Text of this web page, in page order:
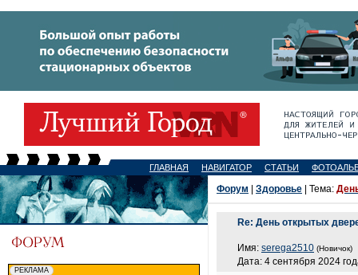
ГЛАВНАЯ НАВИГАТОР СТАТЬИ
Форум Здоровье | Тема:
Re: День открытых
Имя: serega2510 (Новичок)
Дата: 4 сентября 2024